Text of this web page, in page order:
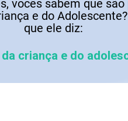
vocês sabem que
e do
que ele diz:
criança e do